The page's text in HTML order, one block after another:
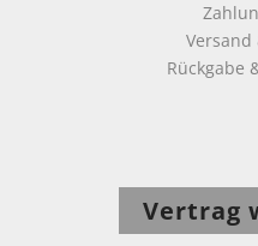
Rückgabe
Vertrag